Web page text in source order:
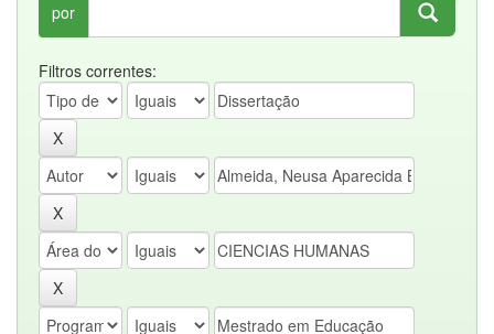
por
Filtros correntes: